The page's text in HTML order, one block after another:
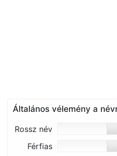
Általános vélemény a
Rossz név
Férfias